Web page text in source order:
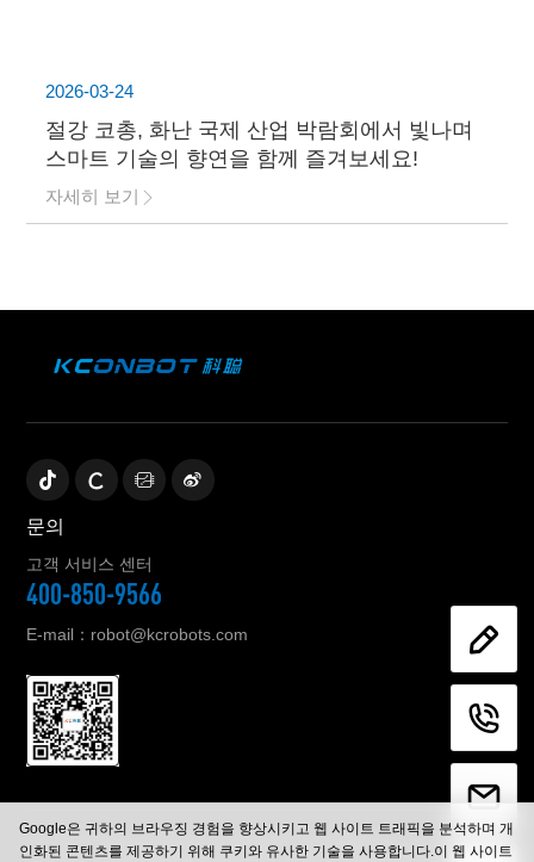
Google은 귀하의 브라우징 경험을 향상시키고 웹 사이트 트래픽을 분석하며 개
인화된 콘텐츠를 제공하기 위해 쿠키와 유사한 기술을 사용합니다.이 웹 사이트
2026-03-24
절강 코총, 화난 국제 산업 박람회에서 빛나며
스마트 기술의 향연을 함께 즐겨보세요!
자세히 보기
문의
고객 서비스 센터
400-850-9566
E-mail：robot@kcrobots.com
© 2023 Zhejiang KeCong Control Technology Co., Ltd. 모든 권